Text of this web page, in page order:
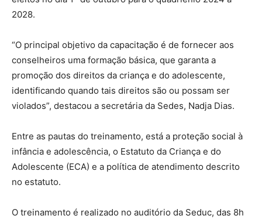
2028.
“O principal objetivo da capacitação é de fornecer aos
conselheiros uma formação básica, que garanta a
promoção dos direitos da criança e do adolescente,
identificando quando tais direitos são ou possam ser
violados”, destacou a secretária da Sedes, Nadja Dias.
Entre as pautas do treinamento, está a proteção social à
infância e adolescência, o Estatuto da Criança e do
Adolescente (ECA) e a política de atendimento descrito
no estatuto.
O treinamento é realizado no auditório da Seduc, das 8h